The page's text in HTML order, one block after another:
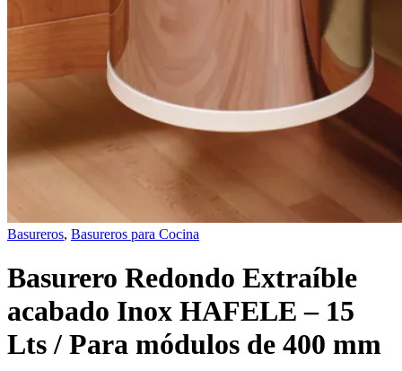
Basureros, Basureros para Cocina
Basurero Redondo Extraíble
acabado Inox HAFELE – 15
Lts / Para módulos de 400 mm